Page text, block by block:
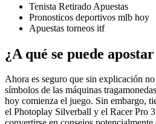
Tenista Retirado Apuestas
Pronosticos deportivos mlb hoy
Apuestas torneos itf
¿A qué se puede
Ahora es seguro que sin explicación
símbolos de las máquinas
hoy comienza el juego. Sin embargo,
el Photoplay Silverball y el Racer Pro